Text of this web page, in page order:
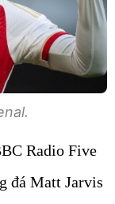
Radio Five
đá Matt Jarvis